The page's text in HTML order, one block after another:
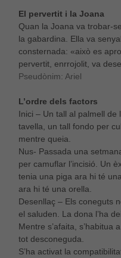
El pervertit i la Joana
Quan la Joana va trobar-
la gabardina. Ella va
consternada: «això es
pervertit, enrrojolit, va
Pseudònim: Ariel
L’ordre dels factors
Inici – Un tall al palmell
tavella, un tall fondo per
mentre queia.
Nus- Passada una
per camuflar l’incisió. Un
tenia una piga ara hi té
ara hi té una orella.
Desenllaç – Els coneguts
el saluden. La dona l’ha
Mentre s’afaita, s’habitua
tot desconeguda.
S’ha activat la